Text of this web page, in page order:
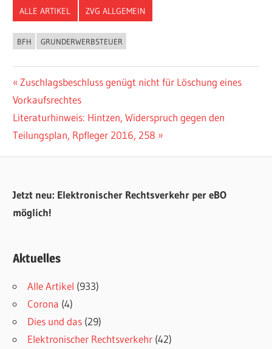
ALLE ARTIKEL ZVG ALLGEMEIN
BFH GRUNDERWERBSTEUER
Beitragsnavigation
Vorheriger
Beitrag:
Zuschlagsbeschluss genügt nicht für Löschung eines
Vorkaufsrechtes
Nächster
Beitrag:
Literaturhinweis: Hintzen, Widerspruch gegen den
Teilungsplan, Rpfleger 2016, 258
Jetzt neu: Elektronischer Rechtsverkehr per eBO
möglich!
Aktuelles
Alle Artikel (933)
Corona (4)
Dies und das (29)
Elektronischer Rechtsverkehr (42)